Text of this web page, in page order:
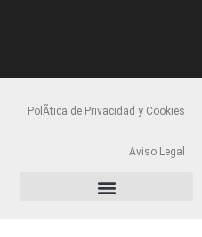
PolÃ­tica de Privacidad y Cookies
Aviso Legal